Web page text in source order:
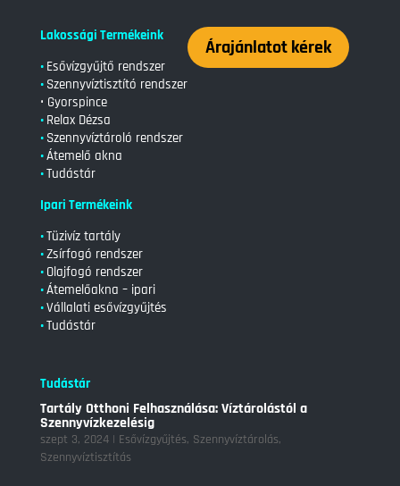
Lakossági Termékeink
• Esővízgyűjtő rendszer
• Szennyvíztisztító rendszer
• Gyorspince
• Relax Dézsa
• Szennyvíztároló rendszer
•Átemelő akna
•Tudástár
Ipari Termékeink
•Tüzivíz tartály
•Zsírfogó rendszer
• Olajfogó rendszer
•Átemelőakna – ipari
•Vállalati esővízgyűjtés
•Tudástár
Árajánlatot kérek
Tudástár
Tartály Otthoni Felhasználása: Víztárolástól a
Szennyvízkezelésig
szept 3, 2024| Esővízgyűjtés, Szennyvíztárolás,
Szennyvíztisztítás